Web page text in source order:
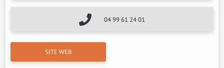
04 99 61 24 01
SITE WEB